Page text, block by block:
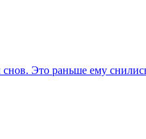
Это раньше ему